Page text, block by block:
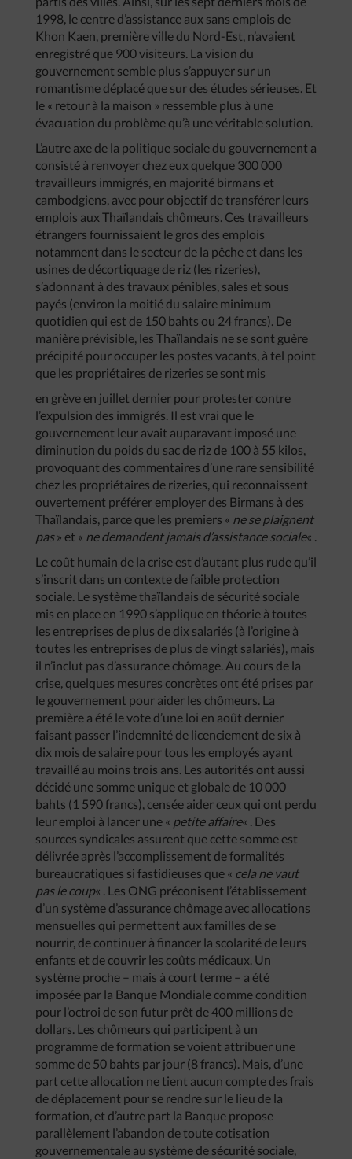
1998, le centre d’assistance aux sans emplois de
Khon Kaen, première ville du Nord-Est, n’avaient
enregistré que 900 visiteurs. La vision du
gouvernement semble plus s’appuyer sur un
romantisme déplacé que sur des études sérieuses. Et
le « retour à la maison » ressemble plus à une
évacuation du problème qu’à une véritable solution.
L’autre axe de la politique sociale du gouvernement a
consisté à renvoyer chez eux quelque 300 000
travailleurs immigrés, en majorité birmans et
cambodgiens, avec pour objectif de transférer leurs
emplois aux Thaïlandais chômeurs. Ces travailleurs
étrangers fournissaient le gros des emplois
notamment dans le secteur de la pêche et dans les
usines de décortiquage de riz (les rizeries),
s’adonnant à des travaux pénibles, sales et sous
payés (environ la moitié du salaire minimum
quotidien qui est de 150 bahts ou 24 francs). De
manière prévisible, les Thaïlandais ne se sont guère
précipité pour occuper les postes vacants, à tel point
que les propriétaires de rizeries se sont mis
en grève en juillet dernier pour protester contre
l’expulsion des immigrés. Il est vrai que le
gouvernement leur avait auparavant imposé une
diminution du poids du sac de riz de 100 à 55 kilos,
provoquant des commentaires d’une rare sensibilité
chez les propriétaires de rizeries, qui reconnaissent
ouvertement préférer employer des Birmans à des
Thaïlandais, parce que les premiers « ne se plaignent
pas» et « ne demandent jamais d’assistance sociale« .
Le coût humain de la crise est d’autant plus rude qu’il
s’inscrit dans un contexte de faible protection
sociale. Le système thaïlandais de sécurité sociale
mis en place en 1990 s’applique en théorie à toutes
les entreprises de plus de dix salariés (à l’origine à
toutes les entreprises de plus de vingt salariés), mais
il n’inclut pas d’assurance chômage. Au cours de la
crise, quelques mesures concrètes ont été prises par
le gouvernement pour aider les chômeurs. La
première a été le vote d’une loi en août dernier
faisant passer l’indemnité de licenciement de six à
dix mois de salaire pour tous les employés ayant
travaillé au moins trois ans. Les autorités ont aussi
décidé une somme unique et globale de 10 000
bahts (1 590 francs), censée aider ceux qui ont perdu
leur emploi à lancer une « petite affaire« . Des
sources syndicales assurent que cette somme est
délivrée après l’accomplissement de formalités
bureaucratiques si fastidieuses que « cela ne vaut
pas le coup« . Les ONG préconisent l’établissement
d’un système d’assurance chômage avec allocations
mensuelles qui permettent aux familles de se
nourrir, de continuer à financer la scolarité de leurs
enfants et de couvrir les coûts médicaux. Un
système proche – mais à court terme – a été
imposée par la Banque Mondiale comme condition
pour l’octroi de son futur prêt de 400 millions de
dollars. Les chômeurs qui participent à un
programme de formation se voient attribuer une
somme de 50 bahts par jour (8 francs). Mais, d’une
part cette allocation ne tient aucun compte des frais
de déplacement pour se rendre sur le lieu de la
formation, et d’autre part la Banque propose
parallèlement l’abandon de toute cotisation
gouvernementale au système de sécurité sociale,